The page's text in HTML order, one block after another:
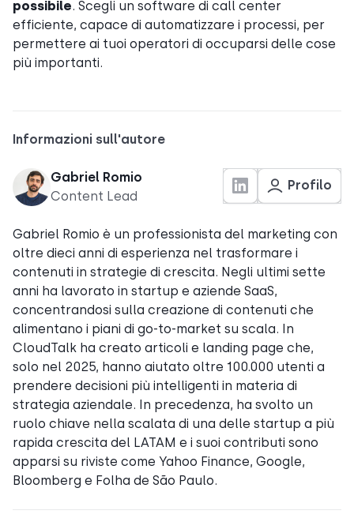
possibile. Scegli un software di call center
efficiente, capace di automatizzare i processi, per
permettere ai tuoi operatori di occuparsi delle cose
più importanti.
Informazioni sull'autore
Gabriel Romio
Content Lead
Profilo
Gabriel Romio è un professionista del marketing con
oltre dieci anni di esperienza nel trasformare i
contenuti in strategie di crescita. Negli ultimi sette
anni ha lavorato in startup e aziende SaaS,
concentrandosi sulla creazione di contenuti che
alimentano i piani di go-to-market su scala. In
CloudTalk ha creato articoli e landing page che,
solo nel 2025, hanno aiutato oltre 100.000 utenti a
prendere decisioni più intelligenti in materia di
strategia aziendale. In precedenza, ha svolto un
ruolo chiave nella scalata di una delle startup a più
rapida crescita del LATAM e i suoi contributi sono
apparsi su riviste come Yahoo Finance, Google,
Bloomberg e Folha de São Paulo.